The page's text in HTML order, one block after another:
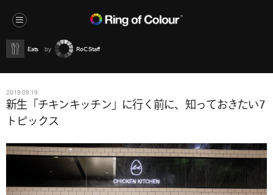
Eats RoC Staff
2018.09.19
新生「チキンキッチン」に行く前に、知っておきたい7
トピックス